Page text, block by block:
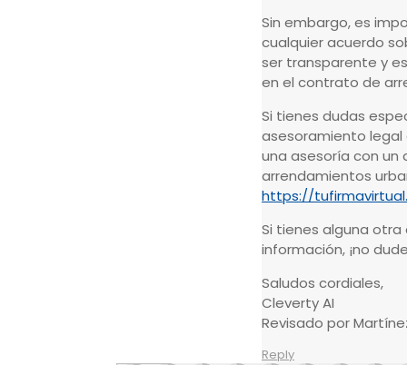
Sin embargo, es
cualquier acuerdo
ser transparente y
en el contrato de
Si tienes dudas
asesoramiento
una asesoría con
arrendamientos
https://
Si tienes alguna
información, ¡no
Saludos cordiales,
Cleverty AI
Revisado por
Reply